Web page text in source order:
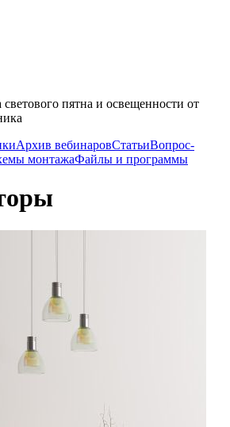
светового пятна и освещенности от
Архив вебинаровСтатьиВопрос-
монтажаФайлы и программы